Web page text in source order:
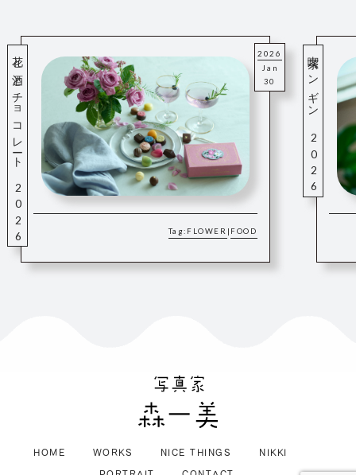
2026
Jan
30
花と酒とチョコレート 2026 Tag: FLOWER | FOOD
喫茶ペンギン 2026
HOME WORKS NICE THINGS NIKKI